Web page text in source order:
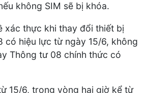
không SIM sẽ bị khóa.
xác thực khi thay đổi thiết bị
có hiệu lực từ ngày 15/6, không
Thông tư 08 chính thức có
15/6, trong vòng hai giờ kể từ